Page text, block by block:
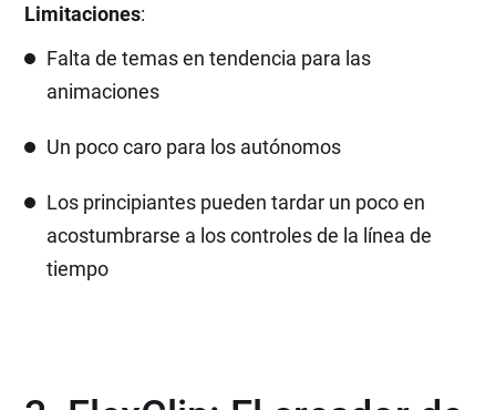
Limitaciones:
Falta de temas en tendencia para las
animaciones
Un poco caro para los autónomos
Los principiantes pueden tardar un poco en
acostumbrarse a los controles de la línea de
tiempo